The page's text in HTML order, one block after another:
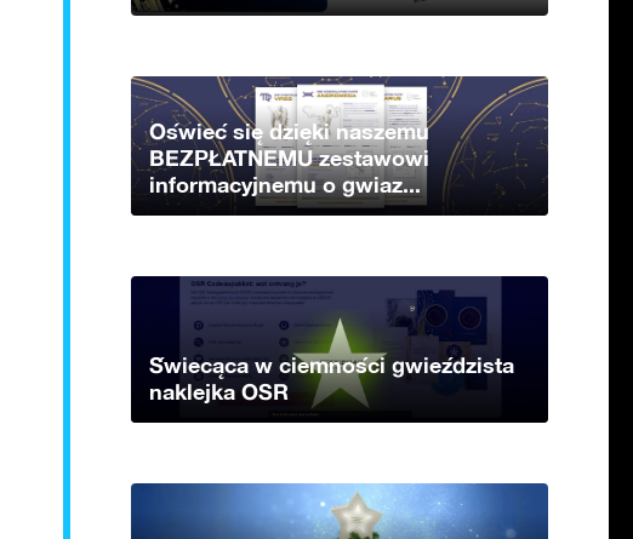
Oświeć się dzięki naszemu
BEZPŁATNEMU zestawowi
informacyjnemu o gwiaz...
Świecąca w ciemności gwieździsta
naklejka OSR